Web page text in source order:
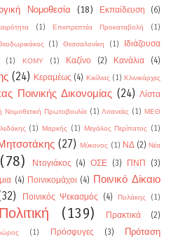
Νομοθεσία (18) Εκπαίδευση (6)
(1) Επιστρεπτέα Προκαταβολή (1)
(1) Θεσσαλονίκη (1)
Ιδιάζουσα
(1) ΚΟΜΥ (1) Καζίνο (2) Κανάλια (4)
(24) Κεραμέως (4) Κικίλιας (1) Κλινικάρχες
Ποινικής Δικονομίας (24) Λίστα
Νομοθετική Πρωτοβουλία (1) Λιτανείες (1) ΜΕΘ
(1) Μαρκής (1) Μεγάλος Περίπατος (1)
(27) Μύκονος (1) ΝΔ (2) Νέα
(78) Ντογιάκος (4) ΟΣΕ (3) ΠΝΠ (3)
(4) Ποινικομάχοι (4) Ποινικό Δίκαιο
Ποινικός Ψεκασμός (4) Πολάκης (1)
Πολιτική (139) Πρακτικά (2)
(1) Πρόσφυγες (3)
Πρόταση